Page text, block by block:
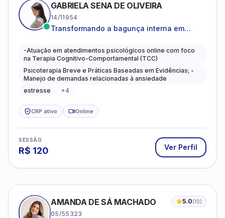
GABRIELA SENA DE OLIVEIRA
14/11954
Transformando a bagunça interna em
caminhos mais gentis para se viver.
-Atuação em atendimentos psicológicos online com foco
na Terapia Cognitivo-Comportamental (TCC)
Psicoterapia Breve e Práticas Baseadas em Evidências; -
Manejo de demandas relacionadas à ansiedade
estresse
+4
CRP ativo Online
SESSÃO
R$ 120 Ver Perfil
AMANDA DE SÁ MACHADO 5.0(10)
05/55323